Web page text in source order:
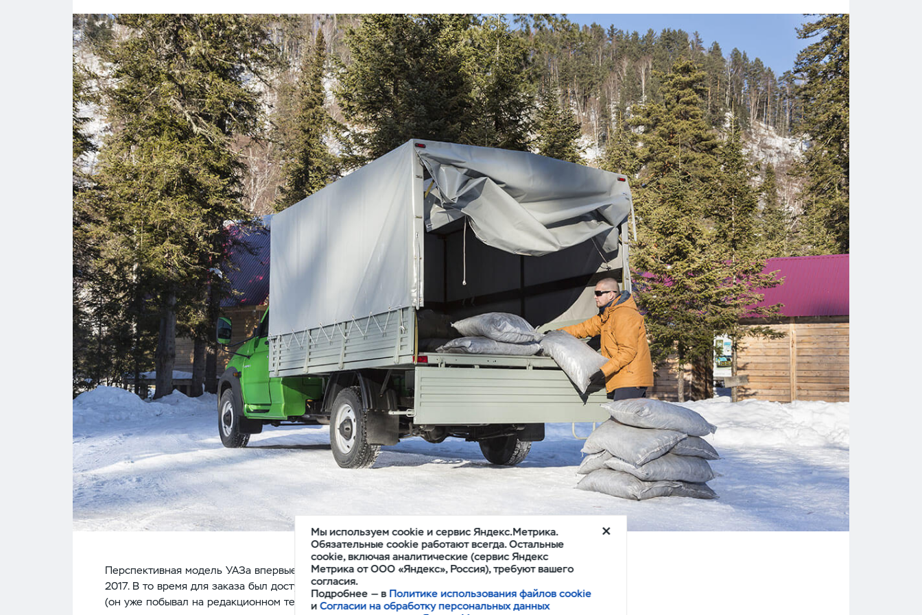
Перспективная модель УАЗа впервые была представлена на выставке COMTRANS
2017. В то время для заказа был доступен только заднеприводной вариант
(он уже побывал на редакционном тесте (см. «Автопарк» №8/2017), но позже
Мы используем cookie и сервис Яндекс.Метрика.
Обязательные cookie работают всегда. Остальные
cookie, включая аналитические (сервис Яндекс
Метрика от ООО «Яндекс», Россия), требуют вашего
согласия.
Подробнее — в Политике использования файлов cookie
иСогласии на обработку персональных данных